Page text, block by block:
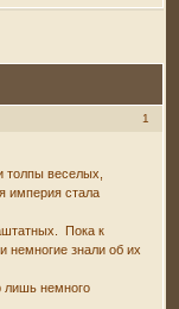
1
толпы веселых,
империя стала
Пока к
немногие знали об их
лишь немного